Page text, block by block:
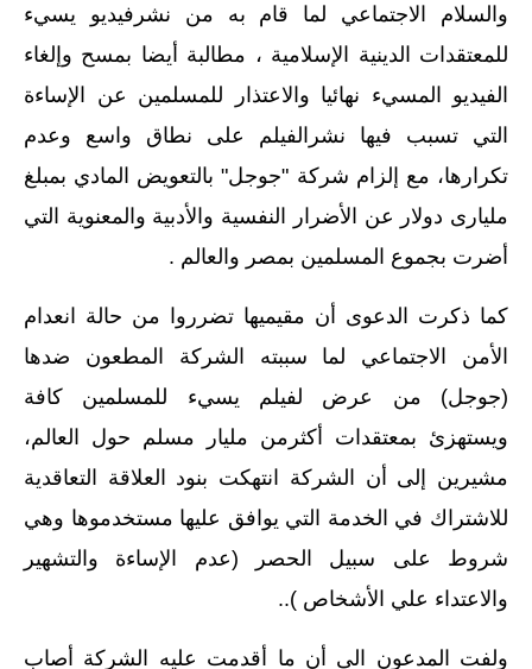
والسلام الاجتماعي لما قام به من نشرفيديو يسيء
للمعتقدات الدينية الإسلامية ، مطالبة أيضا بمسح وإلغاء
الفيديو المسيء نهائيا والاعتذار للمسلمين عن الإساءة
التي تسبب فيها نشرالفيلم على نطاق واسع وعدم
تكرارها، مع إلزام شركة "جوجل" بالتعويض المادي بمبلغ
مليارى دولار عن الأضرار النفسية والأدبية والمعنوية التي
أضرت بجموع المسلمين بمصر والعالم .
كما ذكرت الدعوى أن مقيميها تضرروا من حالة انعدام
الأمن الاجتماعي لما سببته الشركة المطعون ضدها
(جوجل) من عرض لفيلم يسيء للمسلمين كافة
ويستهزئ بمعتقدات أكثرمن مليار مسلم حول العالم،
مشيرين إلى أن الشركة انتهكت بنود العلاقة التعاقدية
للاشتراك في الخدمة التي يوافق عليها مستخدموها وهي
شروط على سبيل الحصر (عدم الإساءة والتشهير
والاعتداء علي الأشخاص )..
ولفت المدعون الى أن ما أقدمت عليه الشركة أصاب